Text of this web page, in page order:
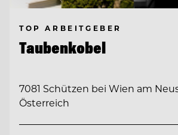
TOP ARBEITGEBER
Taubenkobel
7081 Schützen bei Wien am
Österreich